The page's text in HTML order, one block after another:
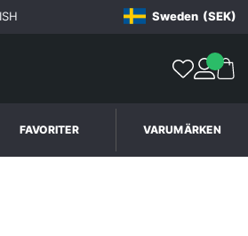
Sweden (SEK)
FAVORITER VARUMÄRKEN